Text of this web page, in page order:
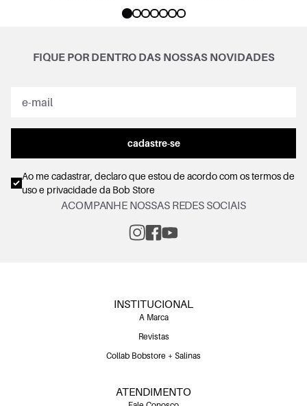
FIQUE POR DENTRO DAS NOSSAS NOVIDADES
cadastre-se
Ao me cadastrar, declaro que estou de acordo com ostermos de
uso e privacidadeda Bob Store
ACOMPANHE NOSSAS REDES SOCIAIS
INSTITUCIONAL
A Marca
Revistas
Collab Bobstore + Salinas
ATENDIMENTO